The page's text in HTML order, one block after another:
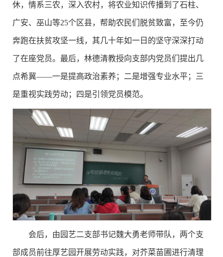
休，情系三农，深入农村，将农业知识传播到了石柱、
广安、巫山等25个区县，帮助农民们脱贫致富，至今仍
奔跑在扶贫攻坚一线，其几十年如一日的坚守深深打动
了在座党员。最后，林德清教授向支部内党员们提出几
点希冀——一是提高政治素养；二是增强专业水平；三
是重视实践劳动；四是引领党员模范。
会后，由园艺二支部书记魏大勇老师带队，两个支
部成员前往厚艺园开展劳动实践，对芥菜苗圃进行清理